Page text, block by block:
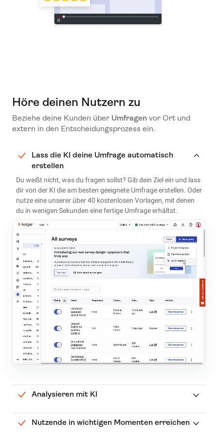
Höre deinen Nutzern zu
Beziehe deine Kunden über Umfragen vor Ort und
extern in den Entscheidungsprozess ein.
Lass die KI deine Umfrage automatisch
erstellen
Du weißt nicht, was du fragen sollst? Gib dein Ziel ein und lass
dir von der KI die am besten geeignete Umfrage erstellen. Oder
nutze eine unserer über 40 kostenlosen Vorlagen, mit denen
du in wenigen Sekunden eine fertige Umfrage erhältst.
Analysieren mit KI
Nutzende in wichtigen Momenten erreichen